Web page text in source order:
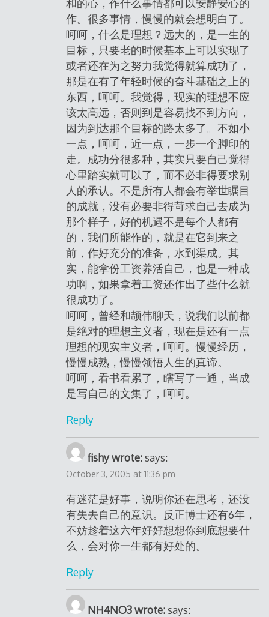
和的心，作什么事情都可以安静安心的
作。很多事情，慢慢的就会想明白了。
呵呵，什么是理想？远大的，是一生的
目标，只要老的时候基本上可以实现了
或者还在为之努力我觉得就算成功了，
那是在有了年轻时候的奋斗基础之上的
东西，呵呵。我觉得，现实的理想不应
该太高远，否则到是容易找不到方向，
因为到达那个目标的路太多了。不如小
一点，呵呵，近一点，一步一个脚印的
走。成功分很多种，其实只要自己觉得
心里踏实就可以了，而不必非得要求别
人的承认。不是所有人都会有举世瞩目
的成就，没有必要非得苛求自己去成为
那个样子，好的机遇不是每个人都有
的，我们所能作的，就是在它到来之
前，作好充分的准备，水到渠成。其
实，能拿份工资养活自己，也是一种成
功啊，如果拿着工资还作出了些什么就
很成功了。
呵呵，曾经和颉伟聊天，说我们以前都
是绝对的理想主义者，现在是还有一点
理想的现实主义者，呵呵。慢慢经历，
慢慢成熟，慢慢领悟人生的真谛。
呵呵，看书看累了，瞎写了一通，当成
是写自己的文集了，呵呵。
Reply
fishy wrote: says:
October 3, 2005 at 11:36 pm
有迷茫是好事，说明你还在思考，还没
有失去自己的意识。反正博士还有6年，
不妨趁着这六年好好想想你到底想要什
么，会对你一生都有好处的。
Reply
NH4NO3 wrote: says: